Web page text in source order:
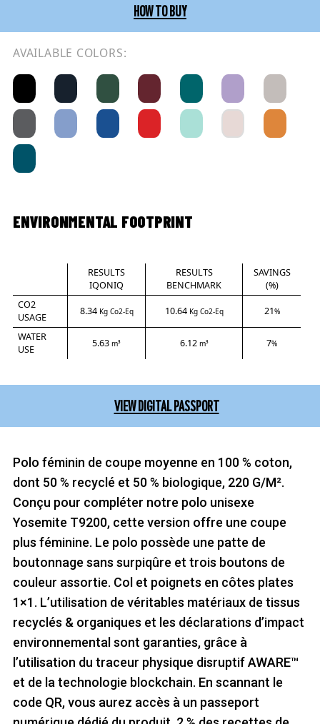
HOW TO BUY
AVAILABLE COLORS:
ENVIRONMENTAL FOOTPRINT
RESULTS
IQONIQ
RESULTS
BENCHMARK
SAVINGS
(%)
CO2
USAGE
8.34 Kg Co2-Eq 10.64 Kg Co2-Eq 21%
WATER
USE
5.63 m³ 6.12 m³ 7%
VIEW DIGITAL PASSPORT
Polo féminin de coupe moyenne en 100 % coton,
dont 50 % recyclé et 50 % biologique, 220 G/M².
Conçu pour compléter notre polo unisexe
Yosemite T9200, cette version offre une coupe
plus féminine. Le polo possède une patte de
boutonnage sans surpiqûre et trois boutons de
couleur assortie. Col et poignets en côtes plates
1×1. L’utilisation de véritables matériaux de tissus
recyclés & organiques et les déclarations d’impact
environnemental sont garanties, grâce à
l’utilisation du traceur physique disruptif AWARE™
et de la technologie blockchain. En scannant le
code QR, vous aurez accès à un passeport